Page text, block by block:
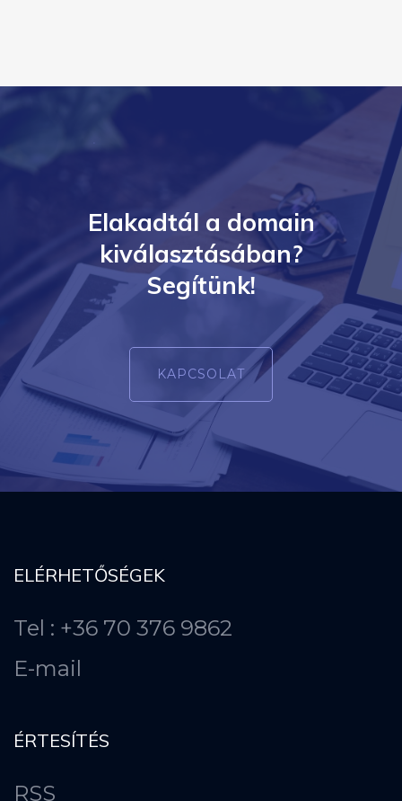
Elakadtál a domain
kiválasztásában?
Segítünk!
KAPCSOLAT
ELÉRHETŐSÉGEK
Tel : +36 70 376 9862
E-mail
ÉRTESÍTÉS
RSS